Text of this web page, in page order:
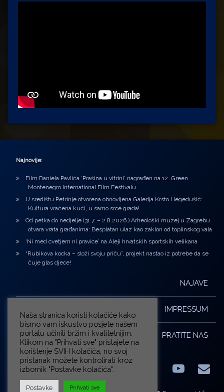
Najnovije:
Film Daniela Pavlića ‘Prašina u vitrini’ nagrađen na 12. Green
Montenegro International Film Festivalu
U središtu Petrinje otvorena obnovljena Galerija Krsto Hegedušić:
Kultura vraćena kući, u samo srce grada!
Od petka do nedjelje (31.7. – 2.8.2026.) Arheološki muzej u Zagrebu
otvara vrata građanima: Besplatan ulaz kao zaklon od toplinskog vala
‘Ni med cvetjem ni pravice’ na Aleji hrvatskih sportskih velikana
“Rubikova kocka – složi svoju priču”, projekt nastao iz potrebe da se
čuje glas djece!
NAJAVE
IMPRESSUM
PRATITE NAS
FacebookLinkedIn E-
Naša stranica koristi kolačiće kako
bismo vam iskustvo posjete našem
portalu učinili bržim i kvalitetnijim.
Klikom na "Prihvati sve" pristajete na
korištenje SVIH kolačića, no svoj
pristanak možete kontrolirati kroz
izbornik "Postavke kolačića".
Postavke Prihvati sve